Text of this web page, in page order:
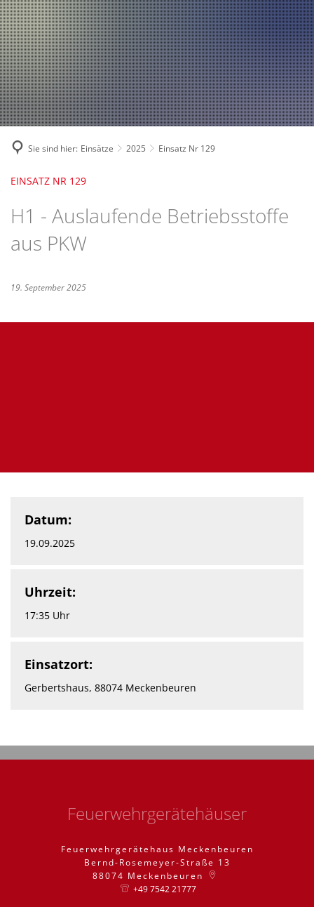
2024
2023
2022
2021
Fachgebiete und
Mannschaft
Jugend
Spielmannszug
Mitglied werden
A
A
A
Sie sind hier: Einsätze 2025 Einsatz Nr 129
EINSATZ NR 129
H1 - Auslaufende Betriebsstoffe
aus PKW
19. September 2025
Datum:
19.09.2025
Uhrzeit:
17:35 Uhr
Einsatzort:
Gerbertshaus, 88074 Meckenbeuren
Feuerwehrgerätehäuser
Feuerwehrgerätehaus Meckenbeuren
Bernd-Rosemeyer-Straße 13
88074 Meckenbeuren
+49 7542 21777